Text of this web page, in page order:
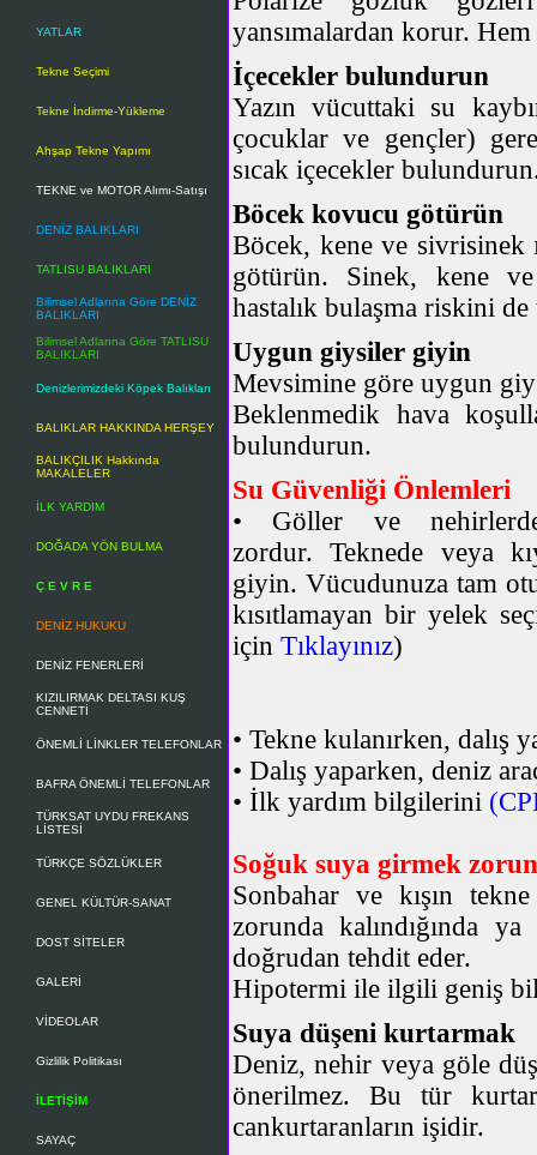
YATLAR
Tekne Seçimi
Tekne İndirme-Yükleme
Ahşap Tekne Yapımı
TEKNE ve MOTOR Alımı-Satışı
DENİZ BALIKLARI
TATLISU BALIKLARI
Bilimsel Adlarına Göre DENİZ
BALIKLARI
Bilimsel Adlarına Göre TATLISU
BALIKLARI
Denizlerimizdeki Köpek Balıkları
BALIKLAR HAKKINDA HERŞEY
BALIKÇILIK Hakkında
MAKALELER
İLK YARDIM
DOĞADA YÖN BULMA
Ç E V R E
DENİZ HUKUKU
DENİZ FENERLERİ
KIZILIRMAK DELTASI KUŞ
CENNETİ
ÖNEMLİ LİNKLER TELEFONLAR
BAFRA ÖNEMLİ TELEFONLAR
TÜRKSAT UYDU FREKANS
LİSTESİ
TÜRKÇE SÖZLÜKLER
GENEL KÜLTÜR-SANAT
DOST SİTELER
GALERİ
VİDEOLAR
Gizlilik Politikası
İLETİŞİM
SAYAÇ
yansımalardan korur.
İçecekler bulundurun
Yazın vücuttaki su
çocuklar ve gençler)
sıcak içecekler
Böcek kovucu götürün
Böcek, kene ve sivrisinek
götürün. Sinek, kene ve
hastalık bulaşma riskini de
Uygun giysiler giyin
Mevsimine göre uygun
Beklenmedik hava
bulundurun.
Su Güvenliği Önlemleri
• Göller ve
zordur. Teknede veya
giyin. Vücudunuza tam
kısıtlamayan bir yelek
için Tıklayınız)
• Tekne kulanırken, dalış
• Dalış yaparken, deniz
• İlk yardım bilgilerini
Soğuk suya girmek
Sonbahar ve kışın
zorunda kalındığında
doğrudan tehdit eder.
Hipotermi ile ilgili geniş
Suya düşeni kurtarmak
Deniz, nehir veya göle
önerilmez. Bu tür
cankurtaranların işidir.